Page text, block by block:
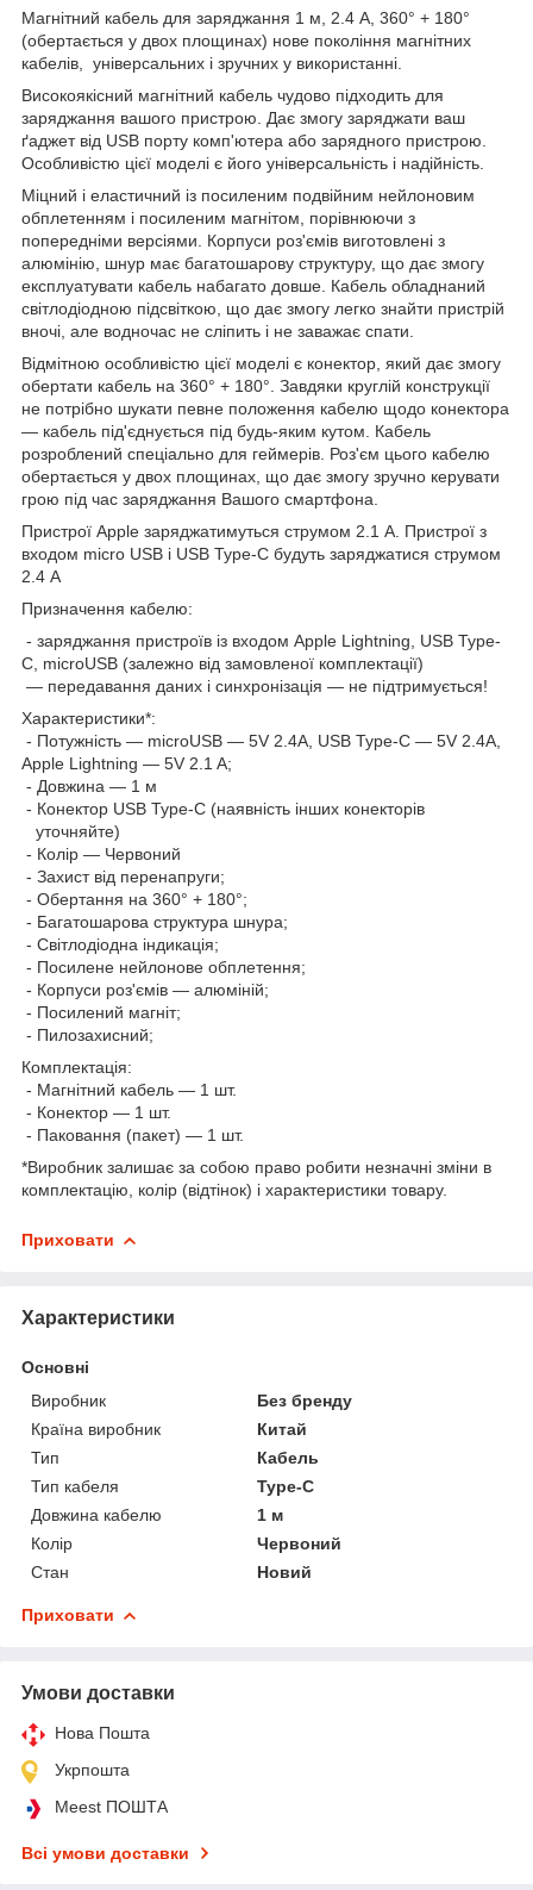
Магнітний кабель для заряджання 1 м, 2.4 A, 360° + 180°
(обертається у двох площинах) нове покоління магнітних
кабелів, універсальних і зручних у використанні.
Високоякісний магнітний кабель чудово підходить для
заряджання вашого пристрою. Дає змогу заряджати ваш
ґаджет від USB порту комп'ютера або зарядного пристрою.
Особливістю цієї моделі є його універсальність і надійність.
Міцний і еластичний із посиленим подвійним нейлоновим
обплетенням і посиленим магнітом, порівнюючи з
попередніми версіями. Корпуси роз'ємів виготовлені з
алюмінію, шнур має багатошарову структуру, що дає змогу
експлуатувати кабель набагато довше. Кабель обладнаний
світлодіодною підсвіткою, що дає змогу легко знайти пристрій
вночі, але водночас не сліпить і не заважає спати.
Відмітною особливістю цієї моделі є конектор, який дає змогу
обертати кабель на 360° + 180°. Завдяки круглій конструкції
не потрібно шукати певне положення кабелю щодо конектора
— кабель під'єднується під будь-яким кутом. Кабель
розроблений спеціально для геймерів. Роз'єм цього кабелю
обертається у двох площинах, що дає змогу зручно керувати
грою під час заряджання Вашого смартфона.
Пристрої Apple заряджатимуться струмом 2.1 A. Пристрої з
входом micro USB і USB Type-C будуть заряджатися струмом
2.4 A
Призначення кабелю:
- заряджання пристроїв із входом Apple Lightning, USB Type-
C, microUSB (залежно від замовленої комплектації)
— передавання даних і синхронізація — не підтримується!
Характеристики*:
- Потужність — microUSB — 5V 2.4A, USB Type-C — 5V 2.4A,
Apple Lightning — 5V 2.1 A;
- Довжина — 1 м
- Конектор USB Type-C (наявність інших конекторів
уточняйте)
- Колір — Червоний
- Захист від перенапруги;
- Обертання на 360° + 180°;
- Багатошарова структура шнура;
- Світлодіодна індикація;
- Посилене нейлонове обплетення;
- Корпуси роз'ємів — алюміній;
- Посилений магніт;
- Пилозахисний;
Комплектація:
- Магнітний кабель — 1 шт.
- Конектор — 1 шт.
- Паковання (пакет) — 1 шт.
*Виробник залишає за собою право робити незначні зміни в
комплектацію, колір (відтінок) і характеристики товару.
Приховати
Характеристики
Основні
Виробник
Без бренду
Країна виробник
Китай
Тип
Кабель
Тип кабеля
Type-C
Довжина кабелю
1 м
Колір
Червоний
Стан
Новий
Приховати
Умови доставки
Нова Пошта
Укрпошта
Meest ПОШТА
Всі умови доставки